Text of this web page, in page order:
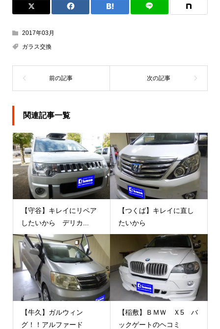
2017年03月
ガラス交換
関連記事一覧
【守谷】キレイにリペア
したいから デリカ...
【つくば】キレイに直し
たいから
【牛久】ガルウィン
グ！！アルファード
【稲敷】ＢＭＷ Ｘ5 バ
ックゲートのヘコミ